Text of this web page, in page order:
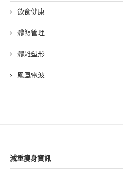
飲食健康
體態管理
體雕塑形
鳳凰電波
減重瘦身資訊